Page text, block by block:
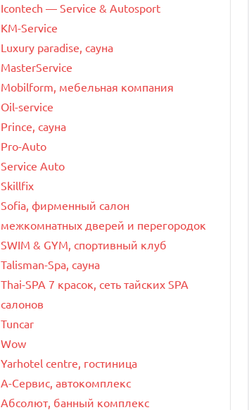
Icontech — Service & Autosport
KM-Service
Luxury paradise, сауна
MasterService
Mobilform, мебельная компания
Oil-service
Prince, сауна
Pro-Auto
Service Auto
Skillfix
Sofia, фирменный салон
межкомнатных дверей и перегородок
SWIM & GYM, спортивный клуб
Talisman-Spa, сауна
Thai-SPA 7 красок, сеть тайских SPA
салонов
Tuncar
Wow
Yarhotel centre, гостиница
А-Сервис, автокомплекс
Абсолют, банный комплекс